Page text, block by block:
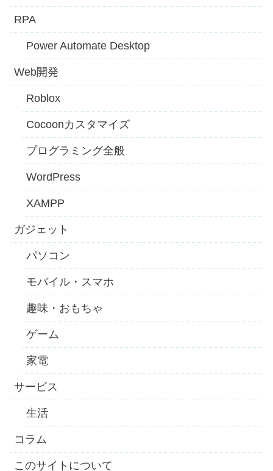
RPA
Power Automate Desktop
Web開発
Roblox
Cocoonカスタマイズ
プログラミング全般
WordPress
XAMPP
ガジェット
パソコン
モバイル・スマホ
趣味・おもちゃ
ゲーム
家電
サービス
生活
コラム
このサイトについて